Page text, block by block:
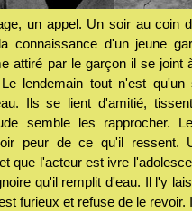
un appel. Un soir au coin
connaissance d'un jeune
attiré par le garçon il se joint
lendemain tout n'est
Ils se lient d'amitié,
semble les rapprocher.
peur de ce qu'il ressent.
que l'acteur est ivre
qu'il remplit d'eau. Il l'y
furieux et refuse de le revoir.